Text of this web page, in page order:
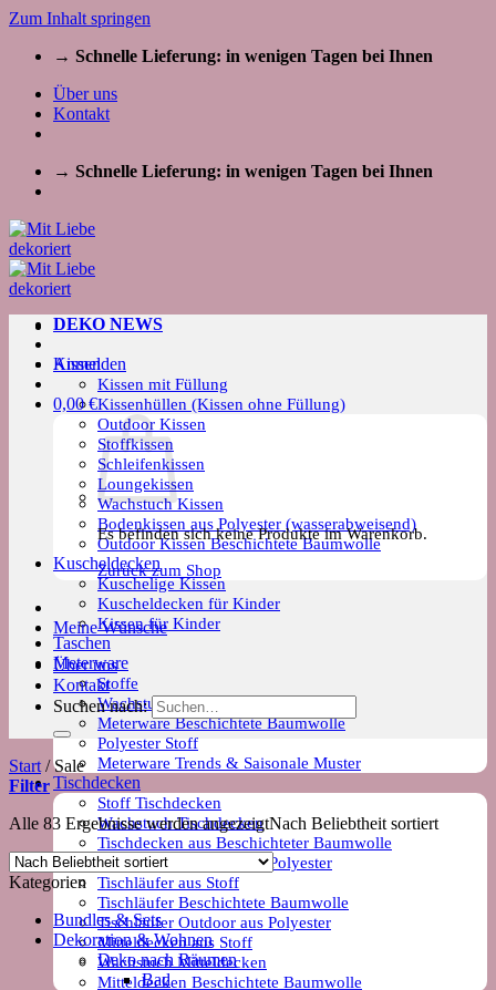
Zum Inhalt springen
→ Schnelle Lieferung: in wenigen Tagen bei Ihnen
Über uns
Kontakt
→ Schnelle Lieferung: in wenigen Tagen bei Ihnen
Kissen
Kissen mit Füllung
Kissenhüllen (Kissen ohne Füllung)
Outdoor Kissen
Stoffkissen
Schleifenkissen
Loungekissen
Wachstuch Kissen
Bodenkissen aus Polyester (wasserabweisend)
Outdoor Kissen Beschichtete Baumwolle
Kuscheldecken
Kuschelige Kissen
Kuscheldecken für Kinder
Kissen für Kinder
Taschen
Meterware
Stoffe
Wachstuch Stoff
Meterware Beschichtete Baumwolle
Polyester Stoff
Meterware Trends & Saisonale Muster
Tischdecken
Stoff Tischdecken
Wachstuch Tischdecken
Tischdecken aus Beschichteter Baumwolle
Outdoor Tischdecke aus Polyester
Tischläufer aus Stoff
Tischläufer Beschichtete Baumwolle
Tischläufer Outdoor aus Polyester
Mitteldecken aus Stoff
Wachstuch Mitteldecken
Mitteldecken Beschichtete Baumwolle
DEKO NEWS
Anmelden
0,00€
Es befinden sich keine Produkte im Warenkorb.
Zurück zum Shop
Meine Wünsche
Über uns
Kontakt
Suchen nach:
Start /Sale
Filter
Alle 83 Ergebnisse werden angezeigtNach Beliebtheit sortiert
Kategorien
Bundles & Sets
Dekoration & Wohnen
Deko nach Räumen
Bad